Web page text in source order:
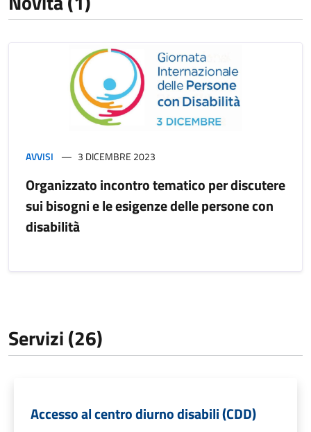
AVVISI 3 DICEMBRE 2023
Organizzato incontro tematico per discutere
sui bisogni e le esigenze delle persone con
disabilità
Servizi (26)
Accesso al centro diurno disabili (CDD)